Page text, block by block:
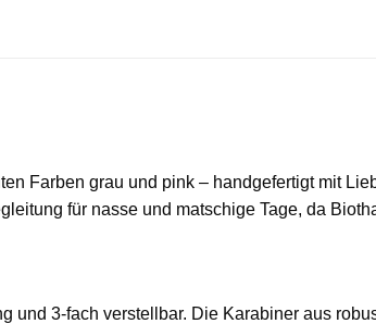
Farben grau und pink – handgefertigt mit
für nasse und matschige Tage, da
und 3-fach verstellbar. Die Karabiner aus